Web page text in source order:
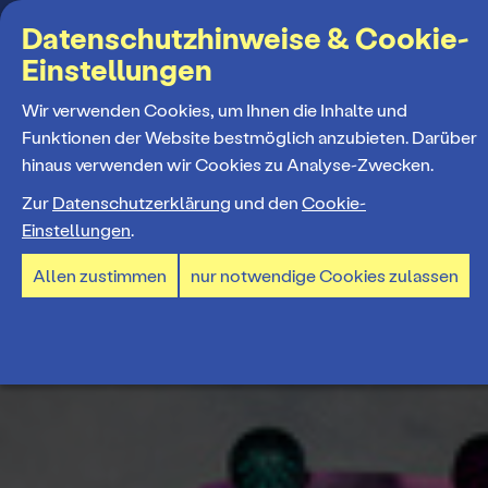
Suchbegriff
MENÜ
Programm
Spielplan
Spielzeiteröffnung
Tickets und Abos
Ticketpreise & Saalplan
Mitmachen
Datenschutzhinweise & Cookie-
Einstellungen
Wir verwenden Cookies, um Ihnen die Inhalte und
Funktionen der Website bestmöglich anzubieten. Darüber
hinaus verwenden wir Cookies zu Analyse-Zwecken.
Zur Datenschutzerklärung und den Cookie-
Einstellungen.
Allen zustimmen nur notwendige Cookies zulassen